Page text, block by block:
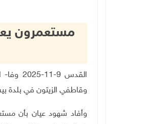
مستعمرون
القدس
وقاطفي الزيتون في بلدة
وأفاد شهود عيان بأن